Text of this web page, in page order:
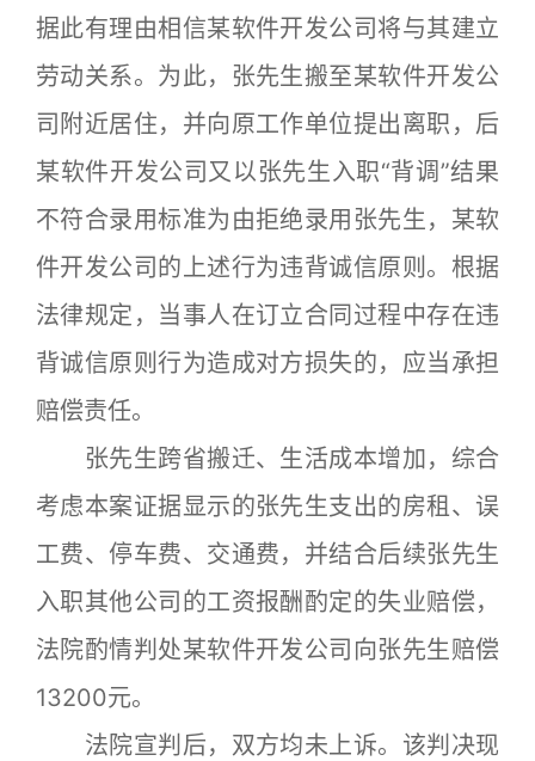
据此有理由相信某软件开发公司将与其建立
劳动关系。为此，张先生搬至某软件开发公
司附近居住，并向原工作单位提出离职，后
某软件开发公司又以张先生入职“背调”结果
不符合录用标准为由拒绝录用张先生，某软
件开发公司的上述行为违背诚信原则。根据
法律规定，当事人在订立合同过程中存在违
背诚信原则行为造成对方损失的，应当承担
赔偿责任。
张先生跨省搬迁、生活成本增加，综合
考虑本案证据显示的张先生支出的房租、误
工费、停车费、交通费，并结合后续张先生
入职其他公司的工资报酬酌定的失业赔偿，
法院酌情判处某软件开发公司向张先生赔偿
13200元。
法院宣判后，双方均未上诉。该判决现